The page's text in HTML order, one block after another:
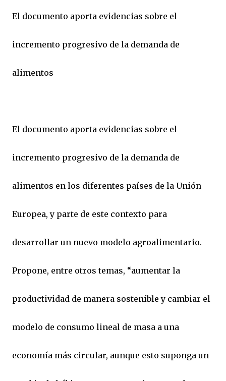
El documento aporta evidencias sobre el
incremento progresivo de la demanda de
alimentos
El documento aporta evidencias sobre el
incremento progresivo de la demanda de
alimentos en los diferentes países de la Unión
Europea, y parte de este contexto para
desarrollar un nuevo modelo agroalimentario.
Propone, entre otros temas, “aumentar la
productividad de manera sostenible y cambiar el
modelo de consumo lineal de masa a una
economía más circular, aunque esto suponga un